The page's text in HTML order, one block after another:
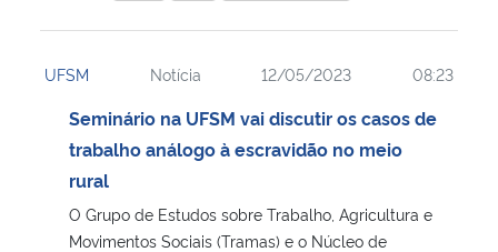
UFSM Notícia 12/05/2023 08:23
Seminário na UFSM vai discutir os casos de
trabalho análogo à escravidão no meio
rural
O Grupo de Estudos sobre Trabalho, Agricultura e
Movimentos Sociais (Tramas) e o Núcleo de